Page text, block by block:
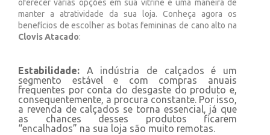
oferecer várias opções em sua vitrine é uma maneira de
manter a atratividade da sua loja. Conheça agora os
benefícios de escolher as botas femininas de cano alto na
Clovis Atacado:
Estabilidade: A indústria de calçados é um
segmento estável e com compras anuais
frequentes por conta do desgaste do produto e,
consequentemente, a procura constante. Por isso,
a revenda de calçados se torna essencial, já que
as chances desses produtos ficarem
“encalhados” na sua loja são muito remotas.